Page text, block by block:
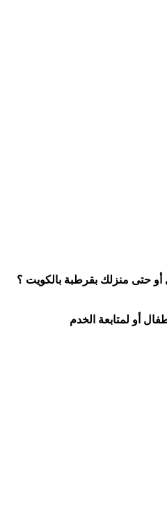
حتى منزلك بقرطبة بالكويت ؟
أو لمتابعة الخدم